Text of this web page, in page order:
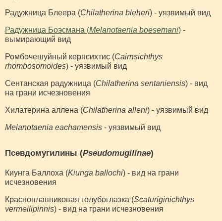
Радужница Блеера (Chilatherina bleheri) - уязвимый вид
Радужница Боэсмана (Melanotaenia boesemani) -
вымирающий вид
Ромбочешуйный кернсихтис (Cairnsichthys
rhombosomoides) - уязвимый вид
Сентанская радужница (Chilatherina sentaniensis) - вид
на грани исчезновения
Хилатерина аллена (Chilatherina alleni) - уязвимый вид
Melanotaenia eachamensis - уязвимый вид
Псевдомугилины (Pseudomugilinae)
Киунга Баллоха (Kiunga ballochi) - вид на грани
исчезновения
Красноплавниковая голубоглазка (Scaturiginichthys
vermeilipinnis) - вид на грани исчезновения